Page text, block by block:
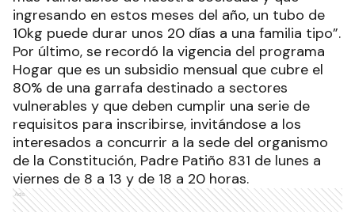
ingresando en estos meses del año, un tubo de
10kg puede durar unos 20 días a una familia tipo”.
Por último, se recordó la vigencia del programa
Hogar que es un subsidio mensual que cubre el
80% de una garrafa destinado a sectores
vulnerables y que deben cumplir una serie de
requisitos para inscribirse, invitándose a los
interesados a concurrir a la sede del organismo
de la Constitución, Padre Patiño 831 de lunes a
viernes de 8 a 13 y de 18 a 20 horas.
Ads